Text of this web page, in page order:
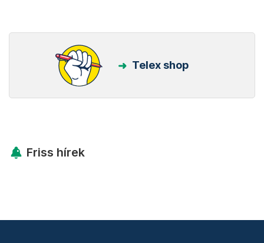
Telex shop
Friss hírek